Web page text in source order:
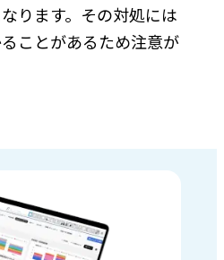
ります。その対処には
ことがあるため注意が